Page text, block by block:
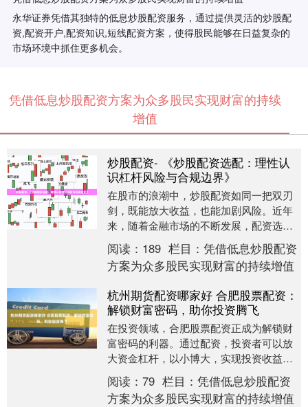
永华证券凭借其独特的低息炒股配资服务，通过提供灵活的炒股配
资,配资开户,配资知识,短线配资方案，使得股民能够在日益复杂的
市场环境中抓住更多机会。
凭借低息炒股配资方案为众多股民实现财富的持续
增值
炒股配资- 《炒股配资选配：理性认
识杠杆风险与合规边界》
在股市的浪潮中，炒股配资如同一把双刃
剑，既能放大收益，也能加剧风险。近年
来，随着金融市场的不断发展，配资选配
成为部分投资者试图快速获取高额回报的
途径。然而，在这....
阅读： 189 栏目： 凭借低息炒股配资
方案为众多股民实现财富的持续增值
杭州期货配资哪家好 合肥股票配资：
解锁财富密码，助你投资腾飞
在投资领域，合肥股票配资正成为解锁财
富密码的利器。通过配资，投资者可以放
大资金杠杆，以小博大，实现投资收益最
大化。 合肥股票配资平台提供资金杠杆，
允许投资者以较....
阅读： 79 栏目： 凭借低息炒股配资
方案为众多股民实现财富的持续增值